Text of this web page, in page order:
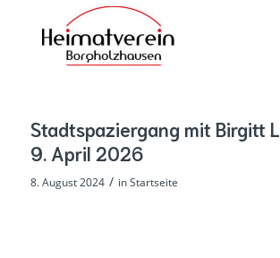
Stadtspaziergang mit Birgitt
9. April 2026
8. August 2024 / inStartseite